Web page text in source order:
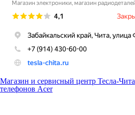
Магазин и сервисный центр Тесла-Чита
телефонов Acer